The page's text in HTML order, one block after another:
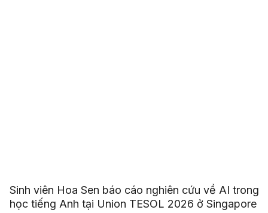
Sinh viên Hoa Sen báo cáo nghiên cứu về AI trong
học tiếng Anh tại Union TESOL 2026 ở Singapore